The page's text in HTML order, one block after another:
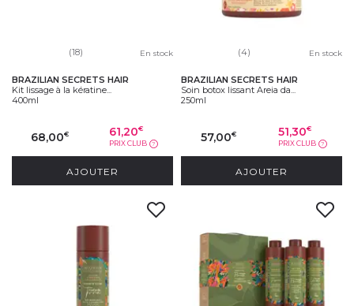
(18) En stock
BRAZILIAN SECRETS HAIR
Kit lissage à la kératine...
400ml
68,00€ 61,20€
PRIX CLUB ?
AJOUTER
(4) En stock
BRAZILIAN SECRETS HAIR
Soin botox lissant Areia da...
250ml
57,00€ 51,30€
PRIX CLUB ?
AJOUTER